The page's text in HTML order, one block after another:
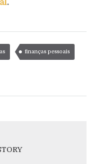
.
finanças pessoais